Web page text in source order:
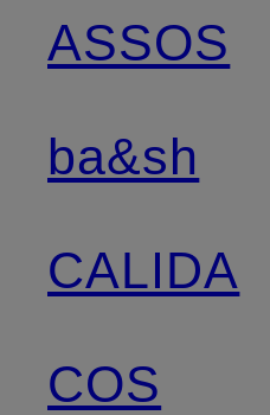
ASSOS
ba&sh
CALIDA
COS